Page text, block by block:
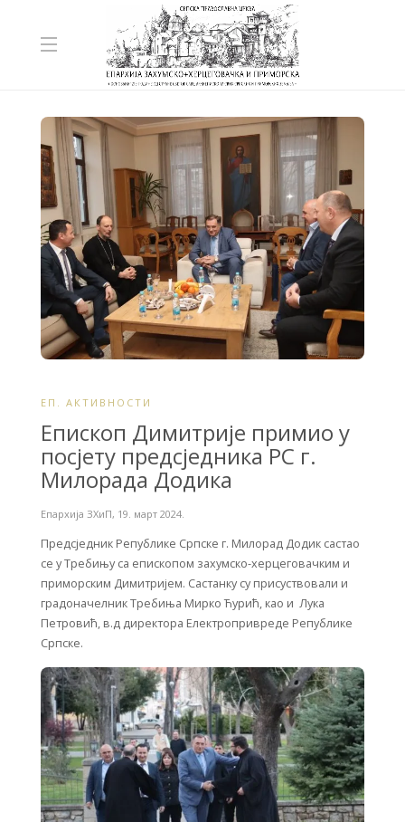
ЕП. АКТИВНОСТИ
Епископ Димитријe примио у
посјету предсједника РС г.
Милорада Додика
Епархија ЗХиП, 19. март 2024.
Предсједник Републике Српске г. Милорад Додик састао
се у Требињу са епископом захумско-херцеговачким и
приморским Димитријем. Састанку су присуствовали и
градоначелник Требиња Мирко Ћурић, као и Лука
Петровић, в.д директора Електропривреде Републике
Српске.